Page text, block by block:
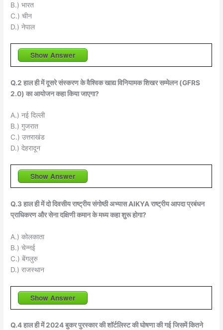
B.) भारत
C.) चीन
D.) नेपाल
Show Answer
Q.2 हाल ही में दूसरे संस्करण के वैश्विक खाद्य विनियामक शिखर सम्मेलन (GFRS
2.0) का आयोजन कहा किया जाएगा?
A.) नई दिल्ली
B.) गुजरात
C.) उत्तराखंड
D.) देहरादून
Show Answer
Q.3 हाल ही में दो दिवसीय राष्ट्रीय संगोष्ठी अभ्यास AIKYA राष्ट्रीय आपदा प्रबंधन
प्राधिकरण और सेना दक्षिणी कमान के मध्य कहा शुरू होगा?
A.) कोलकाता
B.) चेन्नई
C.) बेंगलुरु
D.) राजस्थान
Show Answer
Q.4 हाल ही में 2024 बुकर पुरस्कार की शॉर्टलिस्ट की घोषणा की गई जिसमें कितने